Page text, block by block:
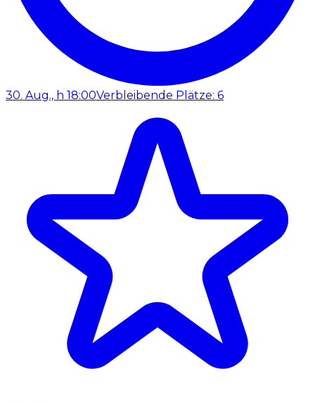
30. Aug., h 18:00Verbleibende Plätze: 6